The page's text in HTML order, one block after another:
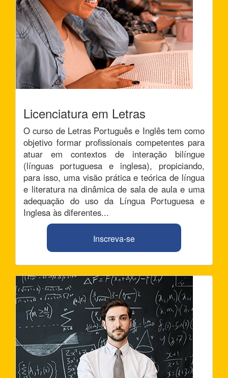
Licenciatura em Letras
O curso de Letras Português e Inglês tem como
objetivo formar profissionais competentes para
atuar em contextos de interação bilíngue
(línguas portuguesa e inglesa), propiciando,
para isso, uma visão prática e teórica de língua
e literatura na dinâmica de sala de aula e uma
adequação do uso da Língua Portuguesa e
Inglesa às diferentes...
Inscreva-se